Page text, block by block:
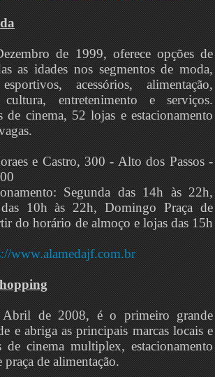
de 1999, oferece opções de
as idades nos segmentos de moda,
acessórios, alimentação,
cultura, entretenimento e serviços.
de cinema, 52 lojas e estacionamento
e Castro, 300 - Alto dos Passos -
Segunda das 14h às 22h,
10h às 22h, Domingo Praça de
do horário de almoço e lojas das 15h
www.alamedajf.com.br
Abril de 2008, é o primeiro grande
e abriga as principais marcas locais e
de cinema multiplex, estacionamento
praça de alimentação.